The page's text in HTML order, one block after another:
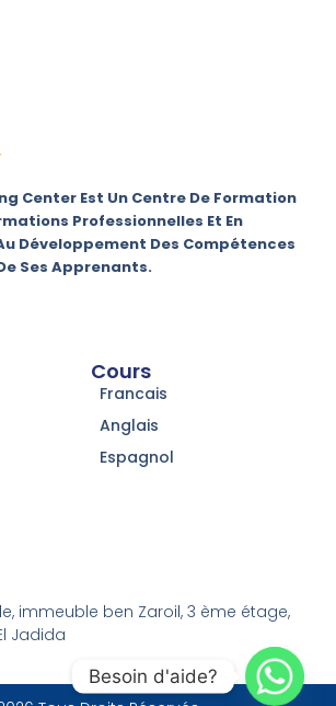
Center Est Un Centre De Formation
Professionnelles Et En
Développement Des Compétences
Ses Apprenants.
Cours
Francais
Anglais
Espagnol
immeuble ben Zaroil, 3 ème étage,
Jadida
Besoin d'aide?